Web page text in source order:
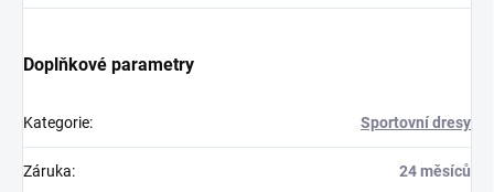
Doplňkové parametry
Kategorie: Sportovní dresy
Záruka: 24 měsíců